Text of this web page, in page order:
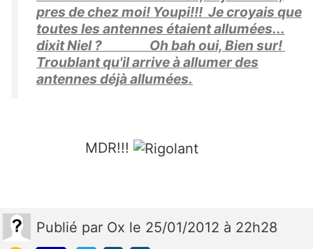
pres de chez moi! Youpi!!! Je croyais que
toutes les antennes étaient allumées...
dixit Niel ? Oh bah oui, Bien sur!
Troublant qu'il arrive à allumer des
antennes déjà allumées.
MDR!!!
Publié par Ox le 25/01/2012 à 22h28